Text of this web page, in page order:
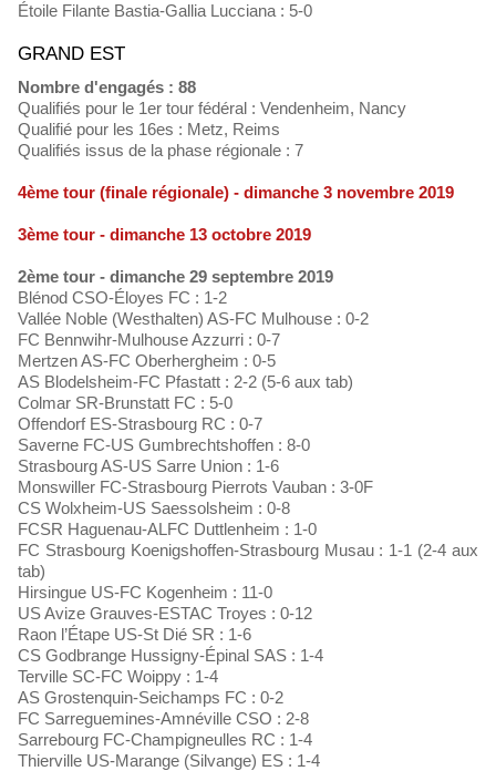
Étoile Filante Bastia-Gallia Lucciana : 5-0
GRAND EST
Nombre d'engagés : 88
Qualifiés pour le 1er tour fédéral : Vendenheim, Nancy
Qualifié pour les 16es : Metz, Reims
Qualifiés issus de la phase régionale : 7
4ème tour (finale régionale) - dimanche 3 novembre 2019
3ème tour - dimanche 13 octobre 2019
2ème tour - dimanche 29 septembre 2019
Blénod CSO-Éloyes FC : 1-2
Vallée Noble (Westhalten) AS-FC Mulhouse : 0-2
FC Bennwihr-Mulhouse Azzurri : 0-7
Mertzen AS-FC Oberhergheim : 0-5
AS Blodelsheim-FC Pfastatt : 2-2 (5-6 aux tab)
Colmar SR-Brunstatt FC : 5-0
Offendorf ES-Strasbourg RC : 0-7
Saverne FC-US Gumbrechtshoffen : 8-0
Strasbourg AS-US Sarre Union : 1-6
Monswiller FC-Strasbourg Pierrots Vauban : 3-0F
CS Wolxheim-US Saessolsheim : 0-8
FCSR Haguenau-ALFC Duttlenheim : 1-0
FC Strasbourg Koenigshoffen-Strasbourg Musau : 1-1 (2-4 aux
tab)
Hirsingue US-FC Kogenheim : 11-0
US Avize Grauves-ESTAC Troyes : 0-12
Raon l’Étape US-St Dié SR : 1-6
CS Godbrange Hussigny-Épinal SAS : 1-4
Terville SC-FC Woippy : 1-4
AS Grostenquin-Seichamps FC : 0-2
FC Sarreguemines-Amnéville CSO : 2-8
Sarrebourg FC-Champigneulles RC : 1-4
Thierville US-Marange (Silvange) ES : 1-4